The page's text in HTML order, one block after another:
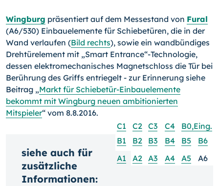
Wingburg präsentiert auf dem Messestand von Fural
(A6/530) Einbauelemente für Schiebetüren, die in der
Wand verlaufen (Bild rechts), sowie ein wandbündiges
Drehtürelement mit „Smart Entrance“-Technologie,
dessen elektromechanisches Magnetschloss die Tür bei
Berührung des Griffs entriegelt - zur Erinnerung siehe
Beitrag „Markt für Schiebetür-Einbauelemente
bekommt mit Wingburg neuen ambitionierten
Mitspieler“ vom 8.8.2016.
C1
C2 C3 C4
B0,Eing.
B1
B2 B3 B4 B5
B6
A1
A2 A3 A4 A5 A6
siehe auch für
zusätzliche
Informationen: